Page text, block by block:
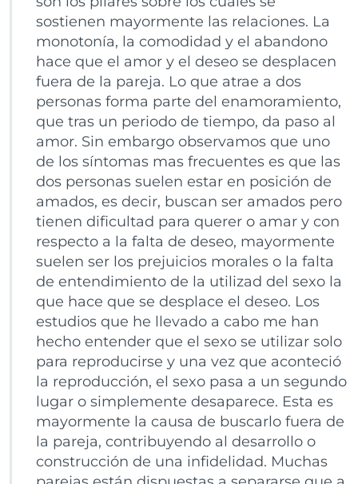
sostienen mayormente las relaciones. La
monotonía, la comodidad y el abandono
hace que el amor y el deseo se desplacen
fuera de la pareja. Lo que atrae a dos
personas forma parte del enamoramiento,
que tras un periodo de tiempo, da paso al
amor. Sin embargo observamos que uno
de los síntomas mas frecuentes es que las
dos personas suelen estar en posición de
amados, es decir, buscan ser amados pero
tienen dificultad para querer o amar y con
respecto a la falta de deseo, mayormente
suelen ser los prejuicios morales o la falta
de entendimiento de la utilizad del sexo la
que hace que se desplace el deseo. Los
estudios que he llevado a cabo me han
hecho entender que el sexo se utilizar solo
para reproducirse y una vez que aconteció
la reproducción, el sexo pasa a un segundo
lugar o simplemente desaparece. Esta es
mayormente la causa de buscarlo fuera de
la pareja, contribuyendo al desarrollo o
construcción de una infidelidad. Muchas